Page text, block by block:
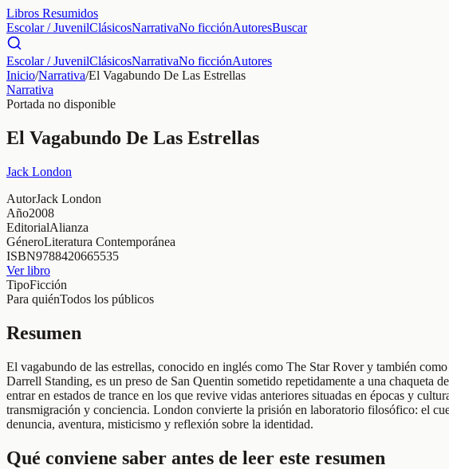
Libros Resumidos
Escolar / JuvenilClásicosNarrativaNo ficciónAutoresBuscar
Escolar / JuvenilClásicosNarrativaNo ficciónAutores
Inicio/Narrativa/El Vagabundo De Las Estrellas
Narrativa
Portada no disponible
El Vagabundo De Las Estrellas
Jack London
AutorJack London
Año2008
EditorialAlianza
GéneroLiteratura Contemporánea
ISBN9788420665535
Ver libro
TipoFicción
Para quiénTodos los públicos
Resumen
El vagabundo de las estrellas, conocido en inglés como The Star Rover y también
Darrell Standing, es un preso de San Quentin sometido repetidamente a una chaqueta
entrar en estados de trance en los que revive vidas anteriores situadas en épocas y
transmigración y conciencia. London convierte la prisión en laboratorio filosófico: el
denuncia, aventura, misticismo y reflexión sobre la identidad.
Qué conviene saber antes de leer este resumen